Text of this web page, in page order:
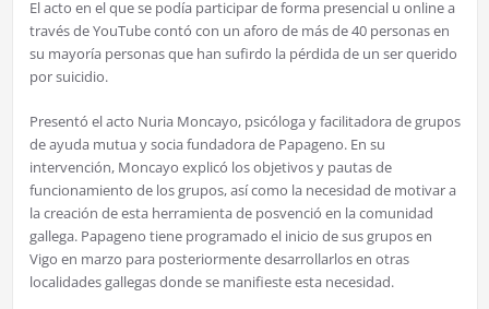
El acto en el que se podía participar de forma presencial u online a
través de YouTube contó con un aforo de más de 40 personas en
su mayoría personas que han sufirdo la pérdida de un ser querido
por suicidio.
Presentó el acto Nuria Moncayo, psicóloga y facilitadora de grupos
de ayuda mutua y socia fundadora de Papageno. En su
intervención, Moncayo explicó los objetivos y pautas de
funcionamiento de los grupos, así como la necesidad de motivar a
la creación de esta herramienta de posvenció en la comunidad
gallega. Papageno tiene programado el inicio de sus grupos en
Vigo en marzo para posteriormente desarrollarlos en otras
localidades gallegas donde se manifieste esta necesidad.